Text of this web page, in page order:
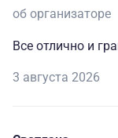
об организаторе
Все отлично и
3 августа 2026